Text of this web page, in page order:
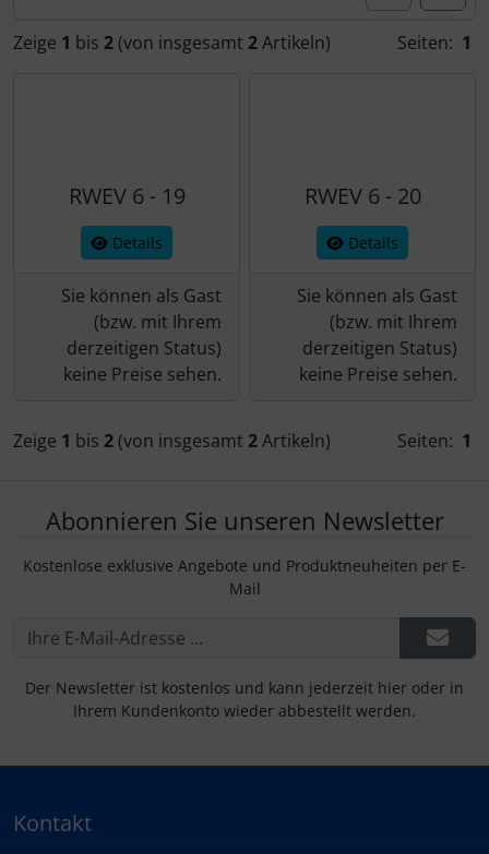
Zeige 1 bis 2 (von insgesamt 2Artikeln) Seiten: 1
RWEV 6 - 19
Details
Sie können als Gast
(bzw. mit Ihrem
derzeitigen Status)
keine Preise sehen.
RWEV 6 - 20
Details
Sie können als Gast
(bzw. mit Ihrem
derzeitigen Status)
keine Preise sehen.
Zeige 1 bis 2 (von insgesamt 2Artikeln) Seiten: 1
Abonnieren Sie unseren Newsletter
Kostenlose exklusive Angebote und Produktneuheiten per E-
Mail
Der Newsletter ist kostenlos und kann jederzeit hier oder in
Ihrem Kundenkonto wieder abbestellt werden.
Kontakt